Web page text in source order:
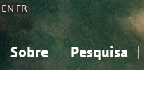
EN FR
Sobre Pesquisa